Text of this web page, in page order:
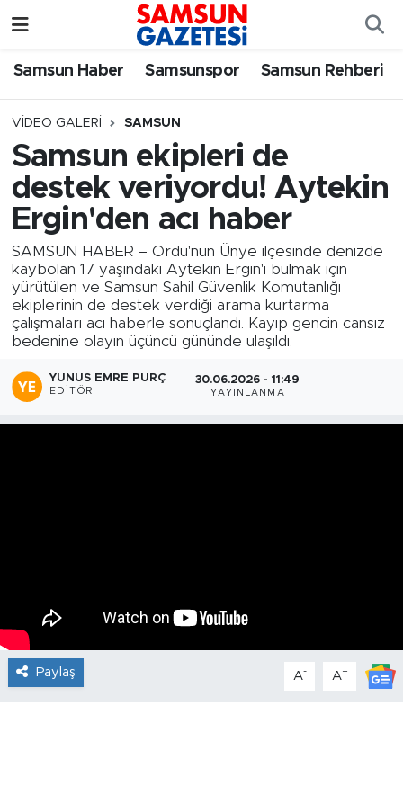
Samsun Haber Samsunspor Samsun Rehberi
VIDEO GALERI SAMSUN
Samsun ekipleri de
destek veriyordu! Aytekin
Ergin'den acı haber
SAMSUN HABER – Ordu'nun Ünye ilçesinde denizde
kaybolan 17 yaşındaki Aytekin Ergin'i bulmak için
yürütülen ve Samsun Sahil Güvenlik Komutanlığı
ekiplerinin de destek verdiği arama kurtarma
çalışmaları acı haberle sonuçlandı. Kayıp gencin cansız
bedenine olayın üçüncü gününde ulaşıldı.
YUNUS EMRE PURÇ
EDITÖR
30.06.2026 - 11:49
YAYINLANMA
Paylaş A- A+
Samsun Haber
Samsunspor
Samsun Rehberi
Resmi İlanlar
Samsun Nöbetçi Eczaneler
Samsun Hava Durumu
SAMSUN Namaz Vakitleri
Samsun Trafik Yoğunluk Haritası
Süper Lig Puan Durumu ve Fikstür
Tüm Manşetler
Son Dakika Haberleri
Haber Arşivi